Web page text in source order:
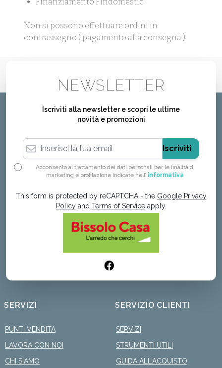
Non si possono effettuare ordini in
contrassegno ( pagamento alla consegna ).
SERVIZI
PUNTI VENDITA
LAVORA CON NOI
CHI SIAMO
SERVIZIO CLIENTI
SERVIZI
STRUMENTI UTILI
GUIDA ALL'ACQUISTO
NEWSLETTER
Iscriviti alla newsletter e scopri le ultime
novità e promozioni
Indirizzo email
Iscriviti
Acconsento al trattamento dei dati personali per le finalità di
marketing e profilazione indicate nell’ informativa
This form is protected by reCAPTCHA - the Google Privacy
Policyand Terms of Serviceapply.